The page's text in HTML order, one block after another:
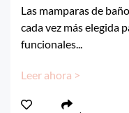
Las mamparas de
cada vez más elegida
funcionales...
Leer ahora >